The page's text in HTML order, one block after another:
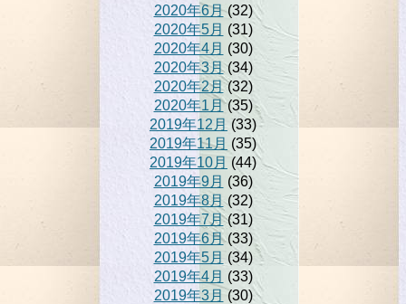
2020年6月(32)
2020年5月 (31)
2020年4月 (30)
2020年3月(34)
2020年2月(32)
2020年1月(35)
2019年12月 (33)
2019年11月 (35)
2019年10月 (44)
2019年9月 (36)
2019年8月 (32)
2019年7月(31)
2019年6月(33)
2019年5月 (34)
2019年4月 (33)
2019年3月 (30)